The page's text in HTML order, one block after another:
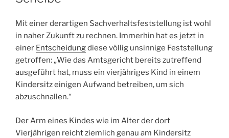
Mit einer derartigen Sachverhaltsfeststellung ist wohl
in naher Zukunft zu rechnen. Immerhin hat es jetzt in
einer Entscheidungdiese völlig unsinnige Feststellung
getroffen: „Wie das Amtsgericht bereits zutreffend
ausgeführt hat, muss ein vierjähriges Kind in einem
Kindersitz einigen Aufwand betreiben, um sich
abzuschnallen.“
Der Arm eines Kindes wie im Alter der dort
Vierjährigen reicht ziemlich genau am Kindersitz